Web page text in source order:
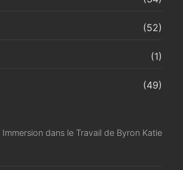
(52)
(1)
(49)
Immersion dans le Travail de Byron Katie